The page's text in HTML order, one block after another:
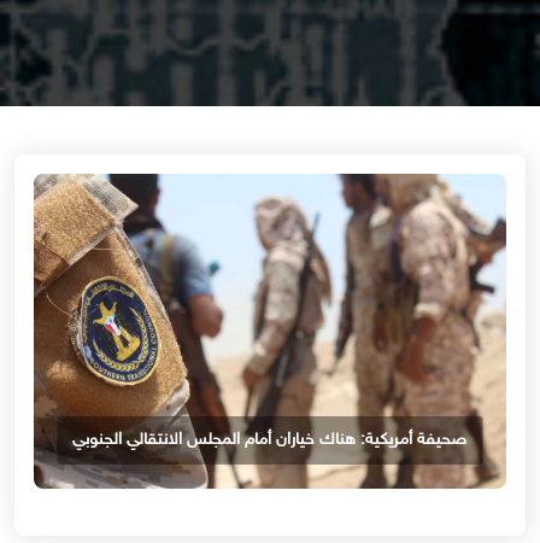
صحيفة أمريكية: هناك خياران أمام المجلس الانتقالي الجنوبي